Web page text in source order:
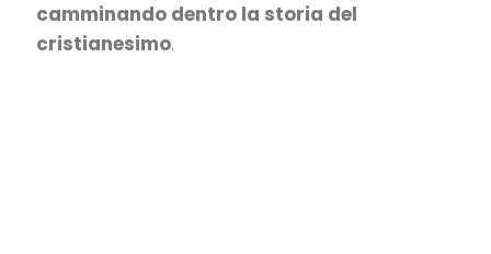
camminando dentro la storia del
cristianesimo.